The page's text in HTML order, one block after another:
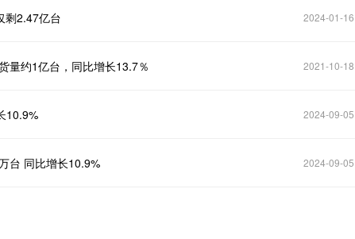
剩2.47亿台 2024-01-16
量约1亿台，同比增长13.7％ 2021-10-18
10.9% 2024-09-05
台 同比增长10.9% 2024-09-05